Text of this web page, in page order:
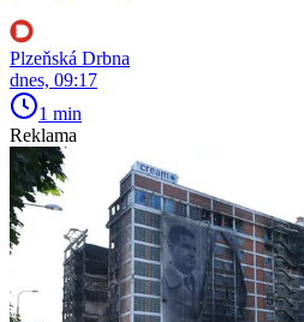
Plzeňská Drbna
dnes, 09:17
1 min
Reklama